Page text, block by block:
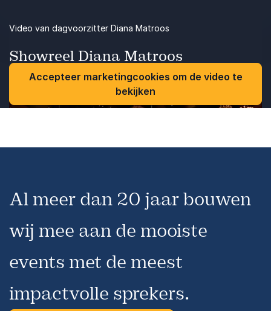
Showreel Diana Matroos
Video van dagvoorzitter Diana Matroos
Accepteer marketingcookies om de video te
bekijken
Al meer dan 20 jaar bouwen
wij mee aan de mooiste
events met de meest
impactvolle sprekers.